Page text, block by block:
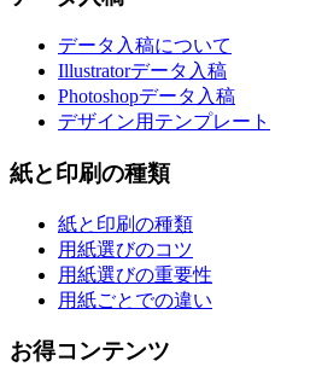
データ入稿について
Illustratorデータ入稿
Photoshopデータ入稿
デザイン用テンプレート
紙と印刷の種類
紙と印刷の種類
用紙選びのコツ
用紙選びの重要性
用紙ごとでの違い
お得コンテンツ